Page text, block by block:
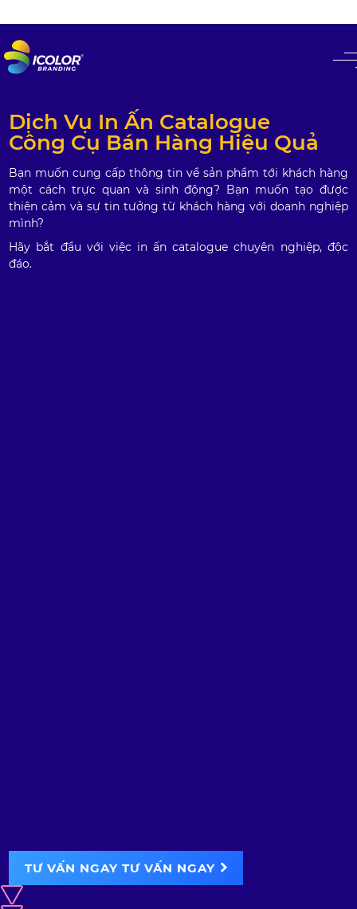
Dịch Vụ In Ấn Catalogue
Công Cụ Bán Hàng Hiệu Quả
Bạn muốn cung cấp thông tin về sản phẩm tới khách hàng
một cách trực quan và sinh động? Bạn muốn tạo được
thiện cảm và sự tin tưởng từ khách hàng với doanh nghiệp
mình?
Hãy bắt đầu với việc in ấn catalogue chuyên nghiệp, độc
đáo.
TƯ VẤN NGAY TƯ VẤN NGAY